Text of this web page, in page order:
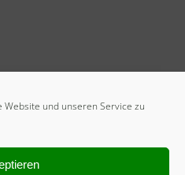
und unseren Service zu